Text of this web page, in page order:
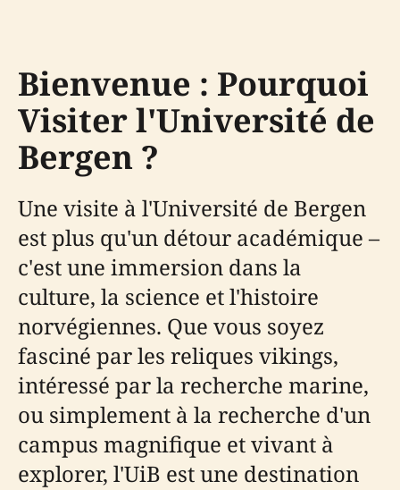
Bienvenue : Pourquoi
Visiter l'Université de
Bergen ?
Une visite à l'Université de Bergen
est plus qu'un détour académique –
c'est une immersion dans la
culture, la science et l'histoire
norvégiennes. Que vous soyez
fasciné par les reliques vikings,
intéressé par la recherche marine,
ou simplement à la recherche d'un
campus magnifique et vivant à
explorer, l'UiB est une destination